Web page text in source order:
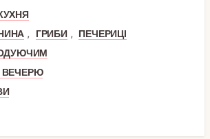
, ГРИБИ ,
ПЕЧЕРИЦІ
ВЕЧЕРЮ